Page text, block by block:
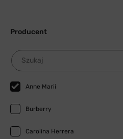
Producent
Szukaj
Anne Marii
Burberry
Carolina Herrera